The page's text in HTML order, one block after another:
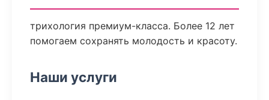
трихология премиум-класса. Более 12 лет
помогаем сохранять молодость и красоту.
Наши услуги